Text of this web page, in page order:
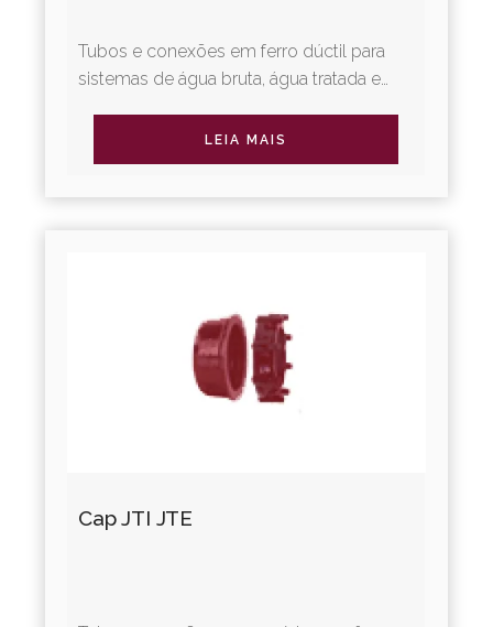
Tubos e conexões em ferro dúctil para
sistemas de água bruta, água tratada e
diversos tipos de juntas...
LEIA MAIS
Cap JTI JTE